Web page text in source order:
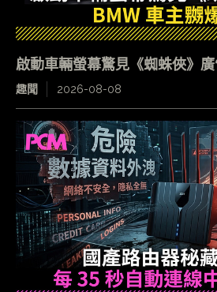
啟動車輛螢幕驚見《蜘蛛俠》
趣聞 2026-08-08